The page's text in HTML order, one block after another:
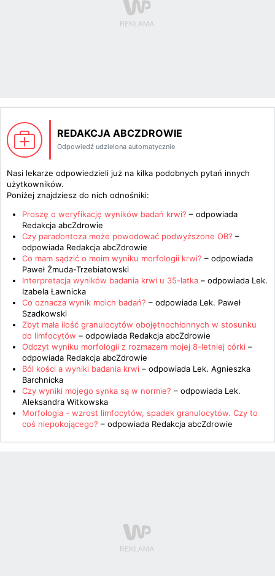
REDAKCJA ABCZDROWIE
Odpowiedź udzielona automatycznie
Nasi lekarze odpowiedzieli już na kilka podobnych pytań innych
użytkowników.
Poniżej znajdziesz do nich odnośniki:
Proszę o weryfikację wyników badań krwi? – odpowiada
Redakcja abcZdrowie
Czy paradontoza może powodować podwyższone OB? –
odpowiada Redakcja abcZdrowie
Co mam sądzić o moim wyniku morfologii krwi? – odpowiada
Paweł Żmuda-Trzebiatowski
Interpretacja wyników badania krwi u 35-latka – odpowiada Lek.
Izabela Ławnicka
Co oznacza wynik moich badań? – odpowiada Lek. Paweł
Szadkowski
Zbyt mała ilość granulocytów obojętnochłonnych w stosunku
do limfocytów – odpowiada Redakcja abcZdrowie
Odczyt wyniku morfologii z rozmazem mojej 8-letniej córki –
odpowiada Redakcja abcZdrowie
Ból kości a wyniki badania krwi – odpowiada Lek. Agnieszka
Barchnicka
Czy wyniki mojego synka są w normie? – odpowiada Lek.
Aleksandra Witkowska
Morfologia - wzrost limfocytów, spadek granulocytów. Czy to
coś niepokojącego? – odpowiada Redakcja abcZdrowie